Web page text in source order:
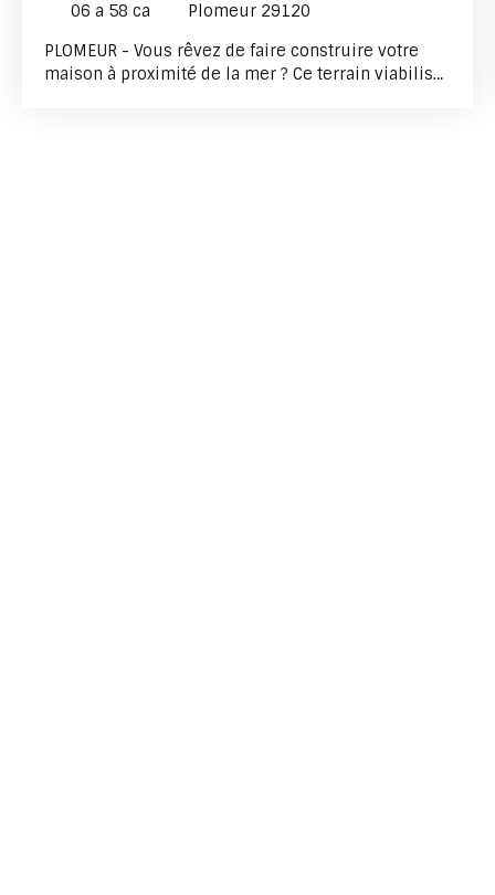
06 a 58 ca
Plomeur 29120
PLOMEUR - Vous rêvez de faire construire votre
maison à proximité de la mer ? Ce terrain viabilisé,